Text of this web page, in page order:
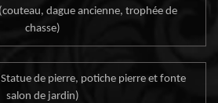
dague ancienne, trophée de
chasse)
de pierre, potiche pierre et fonte
salon de jardin)